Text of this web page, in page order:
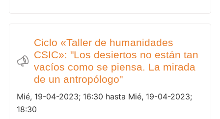
Ciclo «Taller de humanidades
CSIC»: "Los desiertos no están tan
vacíos como se piensa. La mirada
de un antropólogo"
Mié, 19-04-2023; 16:30 hasta Mié, 19-04-2023;
18:30